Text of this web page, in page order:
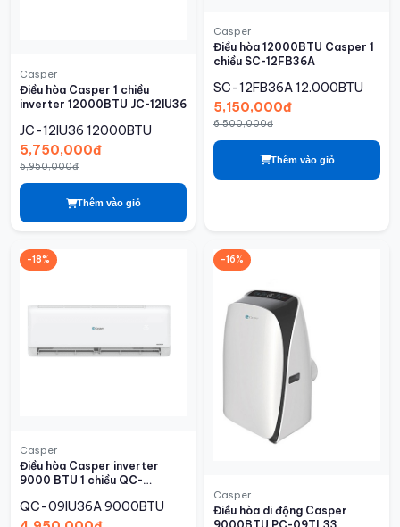
Casper
Điều hòa Casper 1 chiều
inverter 12000BTU JC-12IU36
JC-12IU36 12000BTU
5,750,000đ
6,950,000đ
Thêm vào giỏ
Casper
Điều hòa 12000BTU Casper 1
chiều SC-12FB36A
SC-12FB36A 12.000BTU
5,150,000đ
6,500,000đ
Thêm vào giỏ
-18%
Casper
Điều hòa Casper inverter
9000 BTU 1 chiều QC-
QC-09IU36A9000BTU
-16%
Casper
Điều hòa di động Casper